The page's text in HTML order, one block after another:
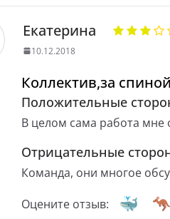
Екатерина
10.12.2018
Коллектив,за
Положительные
В целом сама работа мне
Отрицательные
Команда, они многое
Оцените отзыв: